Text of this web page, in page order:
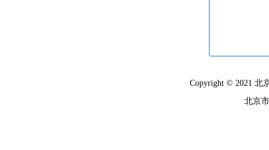
Copyright © 2021
北京